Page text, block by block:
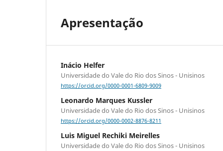
Apresentação
Inácio Helfer
Universidade do Vale do Rio dos Sinos - Unisinos
https://orcid.org/0000-0001-6809-9009
Leonardo Marques Kussler
Universidade do Vale do Rio dos Sinos - Unisinos
https://orcid.org/0000-0002-8876-8211
Luis Miguel Rechiki Meirelles
Universidade do Vale do Rio dos Sinos - Unisinos